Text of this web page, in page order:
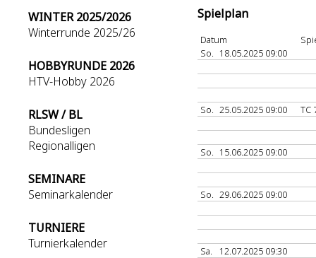
WINTER 2025/2026
Winterrunde 2025/26
HOBBYRUNDE 2026
HTV-Hobby 2026
RLSW / BL
Bundesligen
Regionalligen
SEMINARE
Seminarkalender
TURNIERE
Turnierkalender
Spielplan
Datum
So. 18.05.2025 09:00
So. 25.05.2025 09:00 TC
So. 15.06.2025 09:00
So. 29.06.2025 09:00
Sa.
12.07.2025 09:30